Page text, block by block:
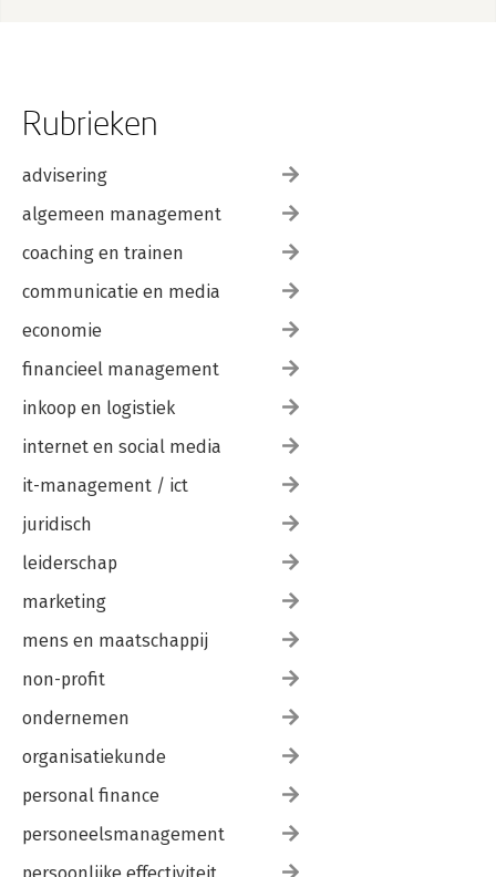
Rubrieken
advisering
algemeen management
coaching en trainen
communicatie en media
economie
financieel management
inkoop en logistiek
internet en social media
it-management / ict
juridisch
leiderschap
marketing
mens en maatschappij
non-profit
ondernemen
organisatiekunde
personal finance
personeelsmanagement